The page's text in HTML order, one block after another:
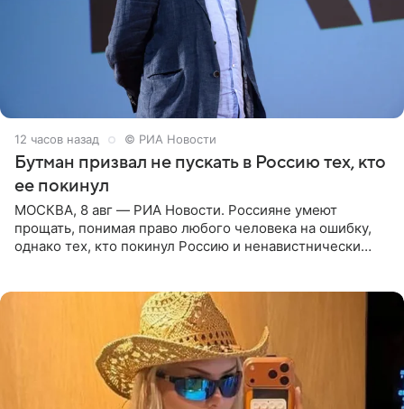
12 часов назад © РИА Новости
Бутман призвал не пускать в Россию тех, кто
ее покинул
МОСКВА, 8 авг — РИА Новости. Россияне умеют
прощать, понимая право любого человека на ошибку,
однако тех, кто покинул Россию и ненавистнически